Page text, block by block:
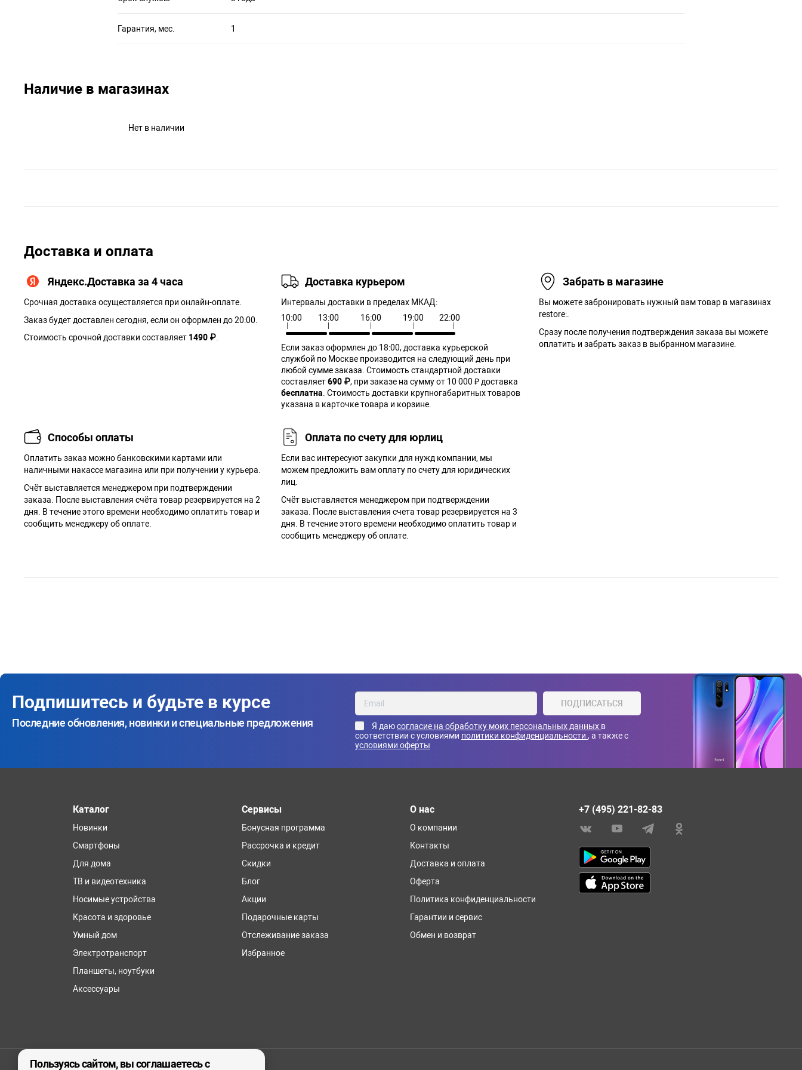
Гарантия, мес. 1
Наличие в магазинах
Нет в наличии
Доставка и оплата
Яндекс.Доставка за 4 часа
Срочная доставка осуществляется при онлайн-оплате.
Заказ будет доставлен сегодня, если он оформлен до 20:00.
Стоимость срочной доставки составляет 1490 ₽.
Доставка курьером
Интервалы доставки в пределах МКАД:
10:00
13:00 16:00 19:00 22:00
Если заказ оформлен до 18:00, доставка курьерской
службой по Москве производится на следующий день при
любой сумме заказа. Cтоимость стандартной доставки
составляет690 ₽, при заказе на сумму от 10 000 ₽ доставка
бесплатна. Стоимость доставки крупногабаритных товаров
указана в карточке товара и корзине.
Забрать в магазине
Вы можете забронировать нужный вам товар в магазинах
restore:.
Сразу после получения подтверждения заказа вы можете
оплатить и забрать заказ в выбранном магазине.
Способы оплаты
Оплатить заказ можно банковскими картами или
наличными накассе магазина или при получении у курьера.
Cчёт выставляется менеджером при подтверждении
заказа. После выставления счёта товар резервируется на 2
дня. В течение этого времени необходимо оплатить товар и
сообщить менеджеру об оплате.
Оплата по счету для юрлиц
Если вас интересуют закупки для нужд компании, мы
можем предложить вам оплату по счету для юридических
лиц.
Счёт выставляется менеджером при подтверждении
заказа. После выставления счета товар резервируется на 3
дня. В течение этого времени необходимо оплатить товар и
сообщить менеджеру об оплате.
Подпишитесь и будьте в курсе
Последние обновления, новинки и специальные предложения
ПОДПИСАТЬСЯ
Я даюсогласие на обработку моих персональных данных в
соответствии с условиями политики конфиденциальности , а также с
условиями оферты
Каталог
Новинки
Смартфоны
Для дома
ТВ и видеотехника
Носимые устройства
Красота и здоровье
Умный дом
Электротранспорт
Планшеты, ноутбуки
Аксессуары
Сервисы
Бонусная программа
Рассрочка и кредит
Скидки
Блог
Акции
Подарочные карты
Отслеживание заказа
Избранное
О нас
О компании
Контакты
Доставка и оплата
Оферта
Политика конфиденциальности
Гарантии и сервис
Обмен и возврат
+7 (495) 221-82-83
Пользуясь сайтом, вы соглашаетесь с